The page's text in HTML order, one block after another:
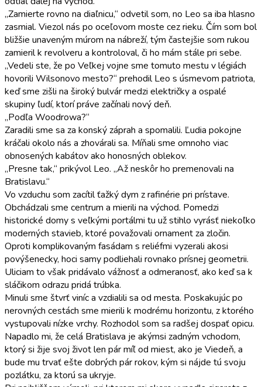
„Zamierte rovno na diaľnicu,“ odvetil som, no Leo sa iba hlasno
zasmial. Viezol nás po oceľovom moste cez rieku. Čím som bol
bližšie unaveným múrom na nábreží, tým častejšie som rukou
zamieril k revolveru a kontroloval, či ho mám stále pri sebe.
„Vedeli ste, že po Veľkej vojne sme tomuto mestu v légiách
hovorili Wilsonovo mesto?“ prehodil Leo s úsmevom patriota,
keď sme zišli na široký bulvár medzi električky a ospalé
skupiny ľudí, ktorí práve začínali nový deň.
„Podľa Woodrowa?“
Zaradili sme sa za konský záprah a spomalili. Ľudia pokojne
kráčali okolo nás a zhovárali sa. Míňali sme omnoho viac
obnosených kabátov ako honosných oblekov.
„Presne tak,“ prikývol Leo. „Až neskôr ho premenovali na
Bratislavu.“
Vo vzduchu som zacítil ťažký dym z rafinérie pri prístave.
Obchádzali sme centrum a mierili na východ. Pomedzi
historické domy s veľkými portálmi tu už stihlo vyrásť niekoľko
moderných stavieb, ktoré považovali ornament za zločin.
Oproti komplikovaným fasádam s reliéfmi vyzerali akosi
povýšenecky, hoci samy podliehali rovnako prísnej geometrii.
Uliciam to však pridávalo vážnosť a odmeranosť, ako keď sa k
sláčikom odrazu pridá trúbka.
Minuli sme štvrť viníc a vzdialili sa od mesta. Poskakujúc po
nerovných cestách sme mierili k modrému horizontu, z ktorého
vystupovali nízke vrchy. Rozhodol som sa radšej dospať opicu.
Napadlo mi, že celá Bratislava je akýmsi zadným vchodom,
ktorý si žije svoj život len pár míľ od miest, ako je Viedeň, a
bude mu trvať ešte dobrých pár rokov, kým si nájde tú svoju
pozlátku, za ktorú sa ukryje.